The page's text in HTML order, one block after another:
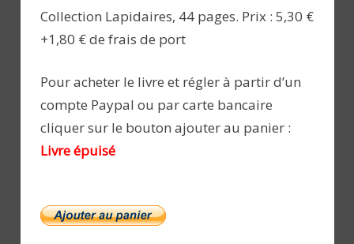
Collection Lapidaires, 44 pages. Prix : 5,30 €
+1,80 € de frais de port
Pour acheter le livre et régler à partir d’un
compte Paypal ou par carte bancaire
cliquer sur le bouton ajouter au panier :
Livre épuisé